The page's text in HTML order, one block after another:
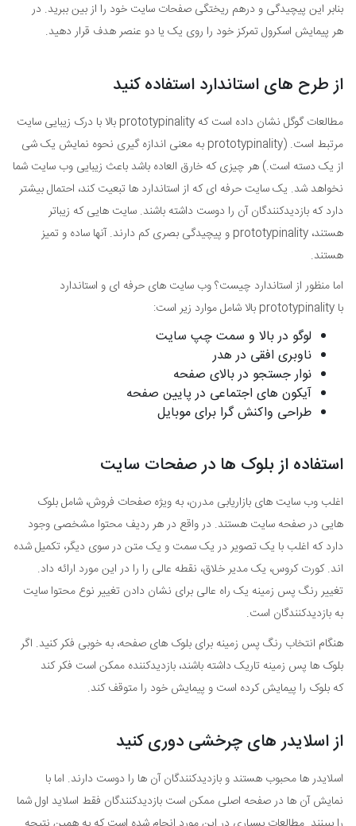
بنابر این پیچیدگی و درهم ریختگی صفحات سایت خود را از بین ببرید. در
هر پیمایش اسکرول تمرکز خود را روی یک یا دو عنصر هدف قرار دهید.
از طرح های استاندارد استفاده کنید
مطالعات گوگل نشان داده است که prototypinality بالا با درک زیبایی سایت
مرتبط است. (prototypinality به معنی اندازه گیری نحوه نمایش یک شی
از یک دسته است.) هر چیزی که خارق العاده باشد باعث زیبایی وب سایت شما
نخواهد شد. یک سایت حرفه ای که از استاندارد ها تبعیت کند، احتمال بیشتر
دارد که بازدیدکنندگان آن را دوست داشته باشند. سایت هایی که زیباتر
هستند، prototypinality و پیچیدگی بصری کم دارند. آنها ساده و تمیز
هستند.
اما منظور از استاندارد چیست؟ وب سایت های حرفه ای و استاندارد
با prototypinality بالا شامل موارد زیر است:
لوگو در بالا و سمت چپ سایت
ناوبری افقی در هدر
نوار جستجو در بالای صفحه
آیکون های اجتماعی در پایین صفحه
طراحی واکنش گرا برای موبایل
استفاده از بلوک ها در صفحات سایت
اغلب وب سایت های بازاریابی مدرن، به ویژه صفحات فروش، شامل بلوک
هایی در صفحه سایت هستند. در واقع در هر ردیف محتوا مشخصی وجود
دارد که اغلب با یک تصویر در یک سمت و یک متن در سوی دیگر، تکمیل شده
اند. کورت کروس، یک مدیر خلاق، نقطه عالی را را در این مورد ارائه داد.
تغییر رنگ پس زمینه یک راه عالی برای نشان دادن تغییر نوع محتوا سایت
به بازدیدکنندگان است.
هنگام انتخاب رنگ پس زمینه برای بلوک های صفحه، به خوبی فکر کنید. اگر
بلوک ها پس زمینه تاریک داشته باشند، بازدیدکننده ممکن است فکر کند
که بلوک را پیمایش کرده است و پیمایش خود را متوقف کند.
از اسلایدر های چرخشی دوری کنید
اسلایدر ها محبوب هستند و بازدیدکنندگان آن ها را دوست دارند. اما با
نمایش آن ها در صفحه اصلی ممکن است بازدیدکنندگان فقط اسلاید اول شما